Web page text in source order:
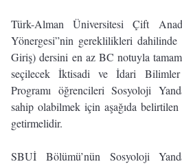
Türk-Alman Üniversitesi Çift
Yönergesi”nin gereklilikleri
Giriş) dersini en az BC notuyla
seçilecek İktisadi ve İdari
Programı öğrencileri Sosyoloji
sahip olabilmek için aşağıda belirtilen
getirmelidir.
SBUİ Bölümü’nün Sosyoloji